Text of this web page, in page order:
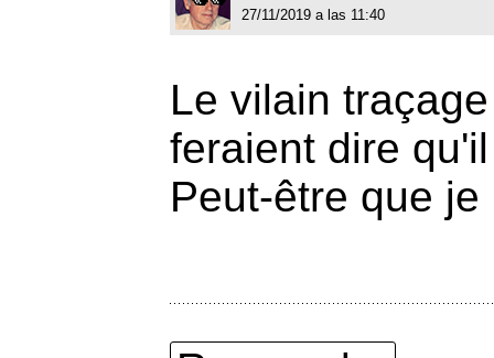
27/11/2019 a las 11:40
Le vilain
feraient dire
Peut-être que